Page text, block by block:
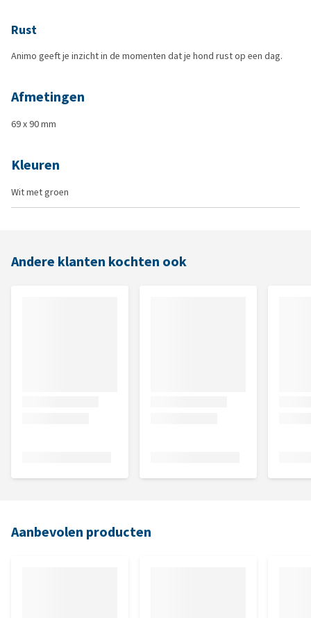
Rust
Animo geeft je inzicht in de momenten dat je hond rust op een dag.
Afmetingen
69 x 90 mm
Kleuren
Wit met groen
Andere klanten kochten ook
Aanbevolen producten